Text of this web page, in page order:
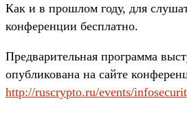
Как и в прошлом году, для
конференции бесплатно.
Предварительная программа
опубликована на сайте
http://ruscrypto.ru/events/